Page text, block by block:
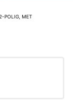
POLIG, MET